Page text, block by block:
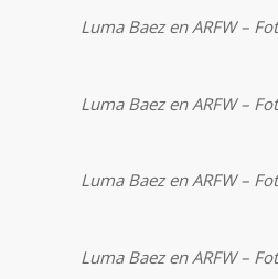
Luma Baez en ARFW –
Luma Baez en ARFW –
Luma Baez en ARFW –
Luma Baez en ARFW –